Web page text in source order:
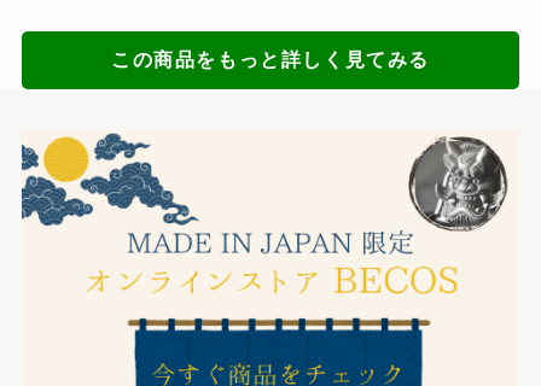
この商品をもっと詳しく見てみる